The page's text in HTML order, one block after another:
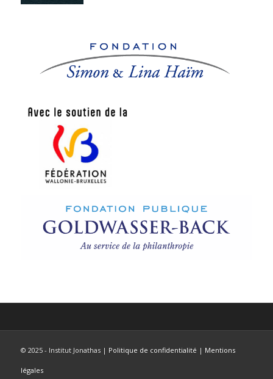
© 2025 - Institut Jonathas | Politique de confidentialité | Mentions
légales